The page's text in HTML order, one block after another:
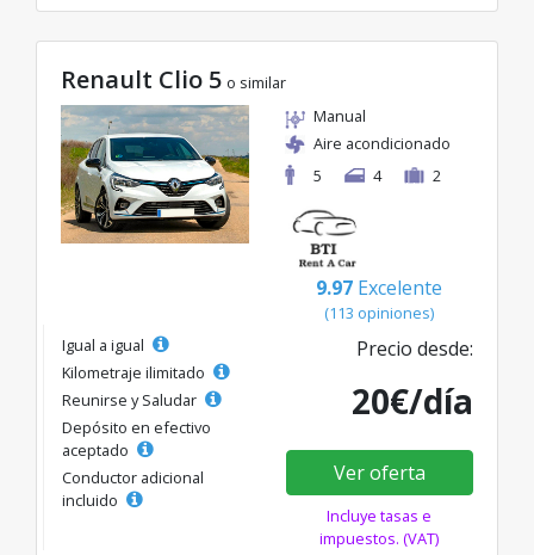
Renault Clio 5 o similar
Manual
Aire acondicionado
5
4 2
9.97 Excelente
(113 opiniones)
Igual a igual
Kilometraje ilimitado
Reunirse y Saludar
Depósito en efectivo
aceptado
Conductor adicional
incluido
Precio desde:
20€/día
Ver oferta
Incluye tasas e
impuestos. (VAT)